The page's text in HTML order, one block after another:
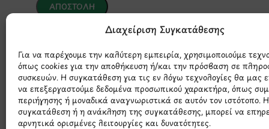
Διαχείριση Συγκατάθεσης
Για να παρέχουμε την καλύτερη εμπειρία, χρησιμοποιούμε
όπως cookies για την αποθήκευση ή/και την πρόσβαση σε
συσκευών. Η συγκατάθεση για τις εν λόγω τεχνολογίες θα μας
να επεξεργαστούμε δεδομένα προσωπικού χαρακτήρα, όπως
περιήγησης ή μοναδικά αναγνωριστικά σε αυτόν τον ιστότοπο.
συγκατάθεση ή η ανάκληση της συγκατάθεσης, μπορεί να
αρνητικά ορισμένες λειτουργίες και δυνατότητες.
*Αυτός ο ιστότοπος προστατεύεται από το σύστημα reCAPTCHA